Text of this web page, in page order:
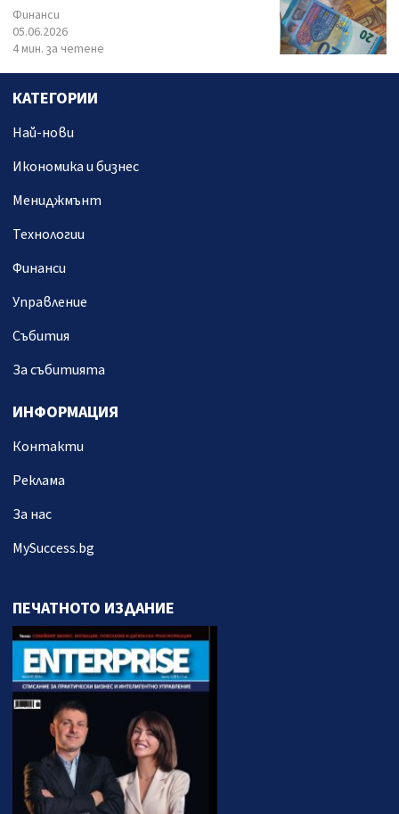
Финанси
05.06.2026
4 мин. за четене
КАТЕГОРИИ
Най-нови
Икономика и бизнес
Мениджмънт
Технологии
Финанси
Управление
Събития
За събитията
ИНФОРМАЦИЯ
Контакти
Реклама
За нас
MySuccess.bg
ПЕЧАТНОТО ИЗДАНИЕ